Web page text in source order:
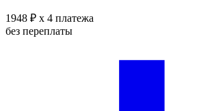
1948 ₽ x 4 платежа
без переплаты